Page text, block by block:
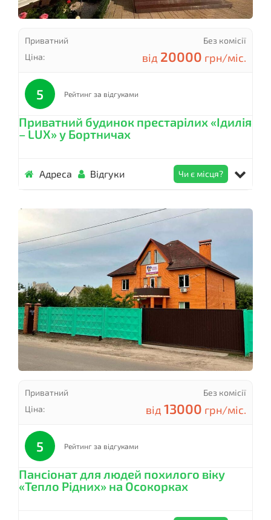
Приватний
Без комісії
Ціна:
від 20000 грн/міс.
5 Рейтинг за відгуками
Приватний будинок престарілих «Ідилія
– LUX» у Бортничах
Адреса Відгуки Чи є місця?
Приватний
Без комісії
Ціна:
від 13000 грн/міс.
5 Рейтинг за відгуками
Пансіонат для людей похилого віку
«Тепло Рідних» на Осокорках